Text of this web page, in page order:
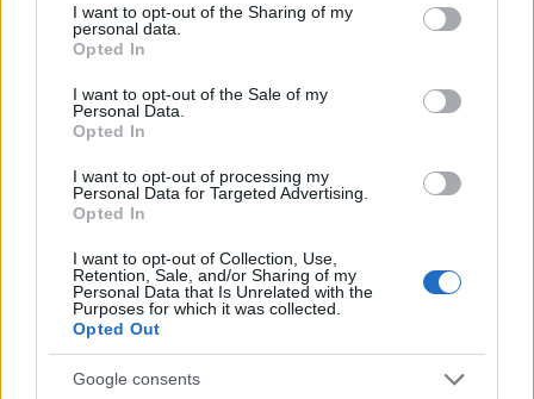
not limited to your visit or usage behaviour. You may click to
grant or deny consent to Google and its third-party tags to
use your data for below specified purposes in below Google
consent section.
I want to opt-out of the Sharing of my
personal data.
Opted In
I want to opt-out of the Sale of my
Personal Data.
Opted In
I want to opt-out of processing my
Personal Data for Targeted Advertising.
Opted In
I want to opt-out of Collection, Use,
Retention, Sale, and/or Sharing of my
Personal Data that Is Unrelated with the
Purposes for which it was collected.
Opted Out
Google consents
terén: „Azok a diákok, akik rendszeresen vesznek
részt a drámapedagógiai foglalkozásokon, nem csak
az iskolában képesek jobb teljesítményt nyújtani,
hanem magabiztosabbak, kreatívabbak és
problémamegoldó készségük is kiemelkedő.
Hiszünk abban, hogy a színjátszás az élet több
területén is hozzájárul a gyermekek fejlődéséhez, és
megtanítja számukra a színház, valamint a művészet
szeretetét, tiszteletét is. Céljaink eléréséhez, a
drámapedagógiai szemléletmód térnyeréséhez jól
jön minden külső segítség, ugyanis sokszor
tapasztaljuk, hogy a művészeti oktatás és annak
támogatása gyakran háttérbe szorul.”